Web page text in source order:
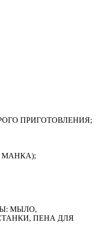
ПРИГОТОВЛЕНИЯ;
МАНКА);
МЫЛО,
ПЕНА ДЛЯ